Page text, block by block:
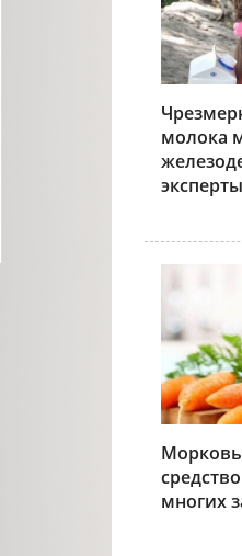
молока
эксперты
многих